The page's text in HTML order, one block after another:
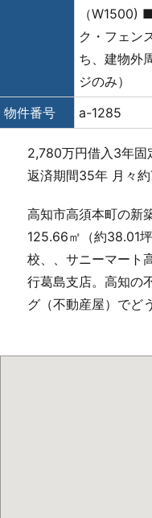
（W1500)
ク・フェン
ち、建物外
ジのみ）
物件番号
a-1285
2,780万円借入3年固
返済期間35年 月々
高知市高須本町の新
125.66㎡（約38.01
校、、サニーマート
行葛島支店。高知の
グ（不動産屋）でど